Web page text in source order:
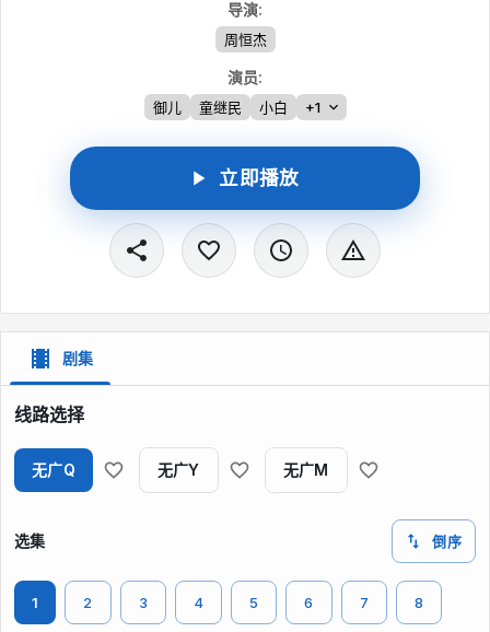
局。
导演:
周恒杰
演员:
御儿 童继民 小白 +1
立即播放
剧集
线路选择
无广Q 无广Y 无广M
选集 倒序
1 2 3 4 5 6 7 8